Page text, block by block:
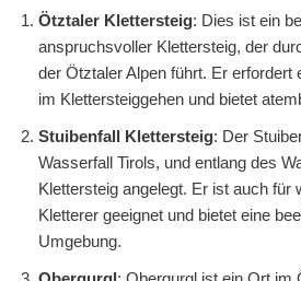
Ötztaler Klettersteig: Dies ist ein
anspruchsvoller Klettersteig, der
der Ötztaler Alpen führt. Er erfordert
im Klettersteiggehen und bietet
Stuibenfall Klettersteig: Der
Wasserfall Tirols, und entlang des
Klettersteig angelegt. Er ist auch für
Kletterer geeignet und bietet eine
Umgebung.